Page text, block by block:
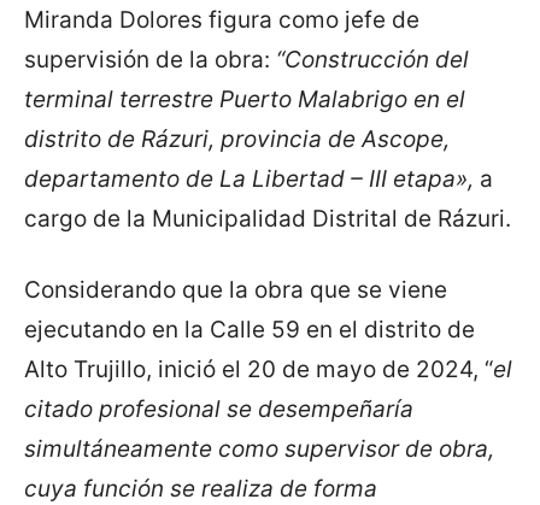
Miranda Dolores figura como jefe de
supervisión de la obra: “Construcción del
terminal terrestre Puerto Malabrigo en el
distrito de Rázuri, provincia de Ascope,
departamento de La Libertad – III etapa», a
cargo de la Municipalidad Distrital de Rázuri.
Considerando que la obra que se viene
ejecutando en la Calle 59 en el distrito de
Alto Trujillo, inició el 20 de mayo de 2024, “el
citado profesional se desempeñaría
simultáneamente como supervisor de obra,
cuya función se realiza de forma